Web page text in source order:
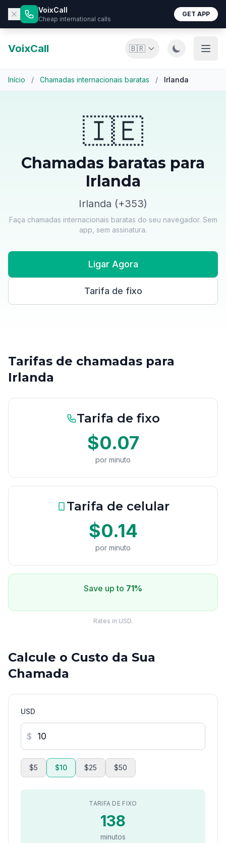
VoixCall
Cheap international calls
GET APP
VoixCall 🇧🇷
Início / Chamadas internacionais baratas / Irlanda
🇮🇪
Chamadas baratas para
Irlanda
Irlanda (+353)
Faça chamadas internacionais baratas do seu navegador. Sem
app, sem assinatura.
Ligar Agora
Tarifa de fixo
Tarifas de chamadas para
Irlanda
Tarifa de fixo
$0.07
por minuto
Tarifa de celular
$0.14
por minuto
Save up to 71%
Rates in USD.
Calcule o Custo da Sua
Chamada
USD
$
$5 $10 $25 $50
TARIFA DE FIXO
138
minutos